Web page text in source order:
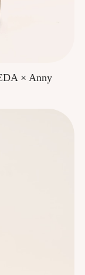
× Anny